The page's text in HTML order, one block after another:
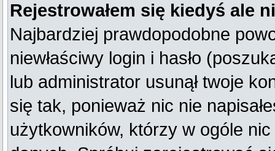
Rejestrowałem się kiedyś ale
Najbardziej prawdopodobne
niewłaściwy login i hasło
lub administrator usunął twoje
się tak, ponieważ nic nie
użytkowników, którzy w ogóle